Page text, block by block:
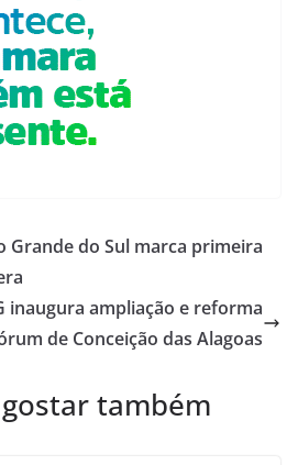
Grande do Sul marca primeira
inaugura ampliação e reforma
de Conceição das Alagoas
também